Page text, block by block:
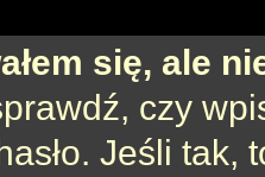
się, ale
czy
Jeśli tak,